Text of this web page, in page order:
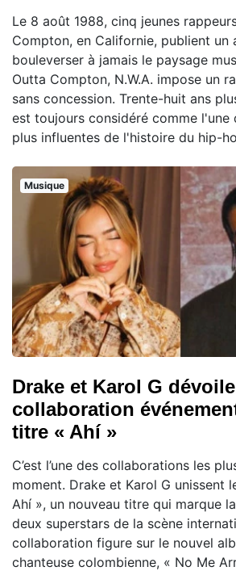
Le 8 août 1988, cinq jeunes
Compton, en Californie, publient un
bouleverser à jamais le paysage
Outta Compton, N.W.A. impose un
sans concession. Trente-huit ans
est toujours considéré comme
plus influentes de l'histoire du hip-
Musique
Drake et Karol G
collaboration
titre « Ahí »
C’est l’une des collaborations les
moment. Drake et Karol G unissent
Ahí », un nouveau titre qui marque
deux superstars de la scène
collaboration figure sur le nouvel
chanteuse colombienne, « No Me